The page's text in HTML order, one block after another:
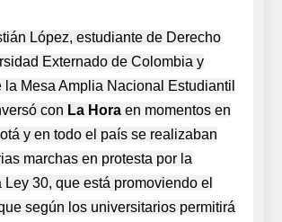
López, estudiante de Derecho
Externado de Colombia y
la Mesa Amplia Nacional Estudiantil
con La Hora en momentos en
y en todo el país se realizaban
marchas en protesta por la
Ley 30, que está promoviendo el
según los universitarios permitirá